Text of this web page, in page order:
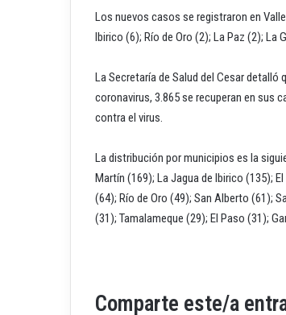
Los nuevos casos se registraron en
Ibirico (6); Río de Oro (2); La Paz (2); La
La Secretaría de Salud del Cesar
coronavirus, 3.865 se recuperan en sus
contra el virus.
La distribución por municipios es la
Martín (169); La Jagua de Ibirico (135);
(64); Río de Oro (49); San Alberto (61);
(31); Tamalameque (29); El Paso (31);
Comparte este/a